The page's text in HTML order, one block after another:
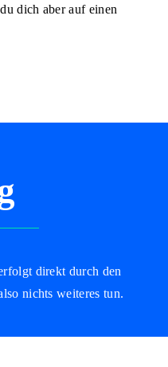
dich aber auf einen
direkt durch den
nichts weiteres tun.